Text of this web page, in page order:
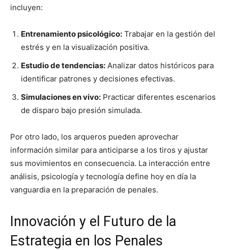
incluyen:
Entrenamiento psicológico: Trabajar en la gestión del
estrés y en la visualización positiva.
Estudio de tendencias: Analizar datos históricos para
identificar patrones y decisiones efectivas.
Simulaciones en vivo: Practicar diferentes escenarios
de disparo bajo presión simulada.
Por otro lado, los arqueros pueden aprovechar
información similar para anticiparse a los tiros y ajustar
sus movimientos en consecuencia. La interacción entre
análisis, psicología y tecnología define hoy en día la
vanguardia en la preparación de penales.
Innovación y el Futuro de la
Estrategia en los Penales